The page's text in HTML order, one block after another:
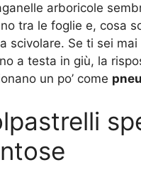
arboricole
tra le foglie e, cosa
scivolare. Se ti sei
a testa in giù, la
un po’ come